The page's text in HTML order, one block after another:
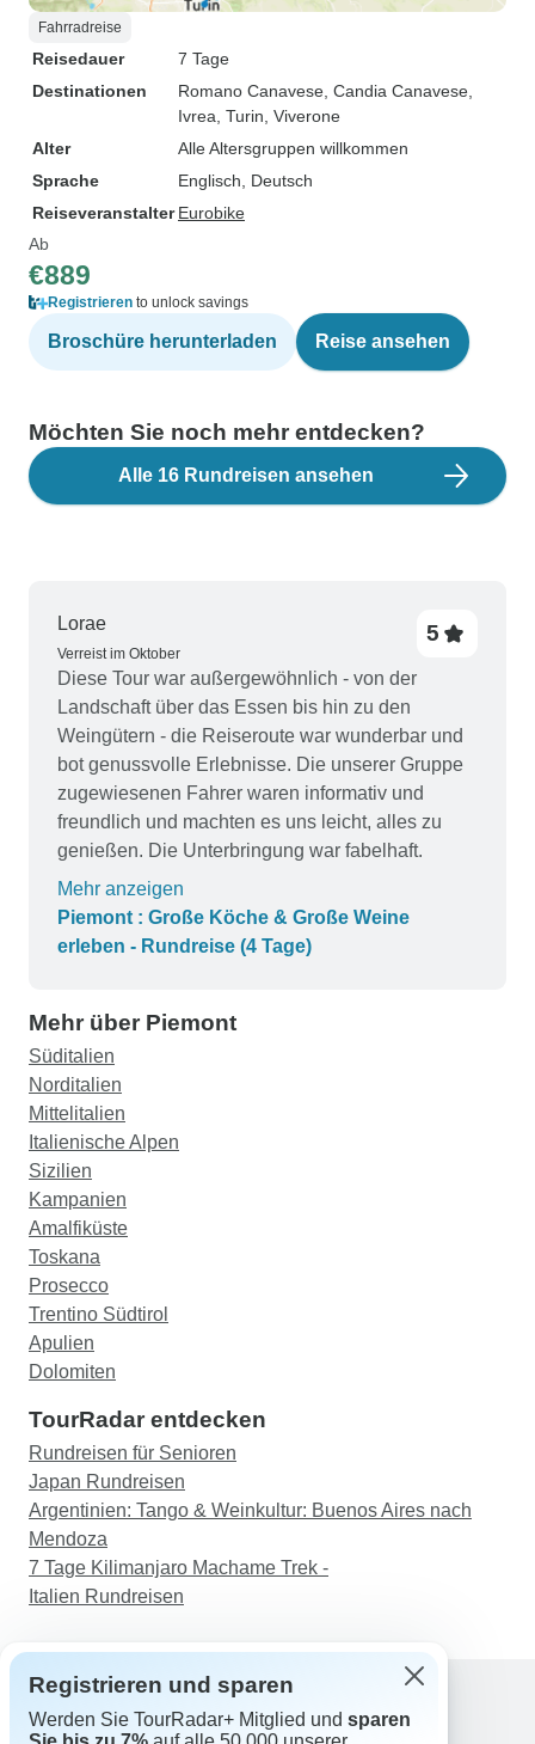
Fahrradreise
Reisedauer
7 Tage
Destinationen
Romano Canavese , Candia Canavese
Ivrea , Turin , Viverone
Alter
Alle Altersgruppen willkommen
Sprache
Englisch, Deutsch
Reiseveranstalter Eurobike
Ab
€889
Registrieren to unlock savings
Broschüre herunterladen Reise ansehen
Möchten Sie noch mehr entdecken?
Alle 16 Rundreisen ansehen
Lorae
Verreist im Oktober
5
Diese Tour war außergewöhnlich - von der
Landschaft über das Essen bis hin zu den
Weingütern - die Reiseroute war wunderbar und
bot genussvolle Erlebnisse. Die unserer Gruppe
zugewiesenen Fahrer waren informativ und
freundlich und machten es uns leicht, alles zu
genießen. Die Unterbringung war fabelhaft.
Mehr anzeigen
Piemont : Große Köche & Große Weine
erleben - Rundreise (4 Tage)
Mehr über Piemont
Süditalien
Norditalien
Mittelitalien
Italienische Alpen
Sizilien
Kampanien
Amalfiküste
Toskana
Prosecco
Trentino Südtirol
Apulien
Dolomiten
TourRadar entdecken
Rundreisen für Senioren
Japan Rundreisen
Argentinien: Tango & Weinkultur: Buenos Aires nach
Mendoza
7 Tage Kilimanjaro Machame Trek -
Italien Rundreisen
Support
Registrieren und sparen
Werden Sie TourRadar+ Mitglied und sparen